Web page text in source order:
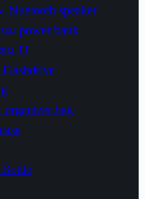
speaker
power bank
ม IT
bag